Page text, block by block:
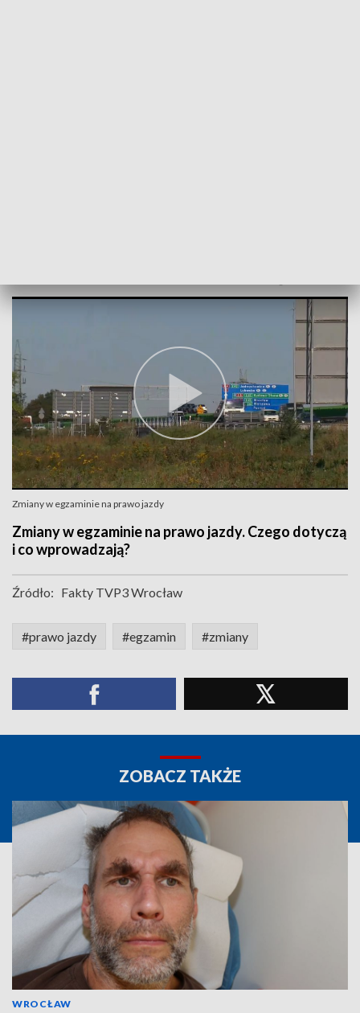
Zmiany w egzaminie na prawo jazdy
Zmiany w egzaminie na prawo jazdy. Czego dotyczą
i co wprowadzają?
Źródło: Fakty TVP3 Wrocław
#prawo jazdy #egzamin #zmiany
ZOBACZ TAKŻE
WROCŁAW